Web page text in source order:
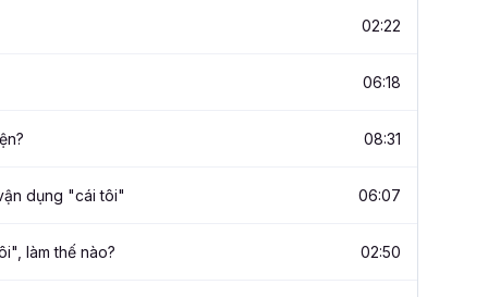
02:22
06:18
08:31
dụng "cái tôi" 06:07
làm thế nào? 02:50